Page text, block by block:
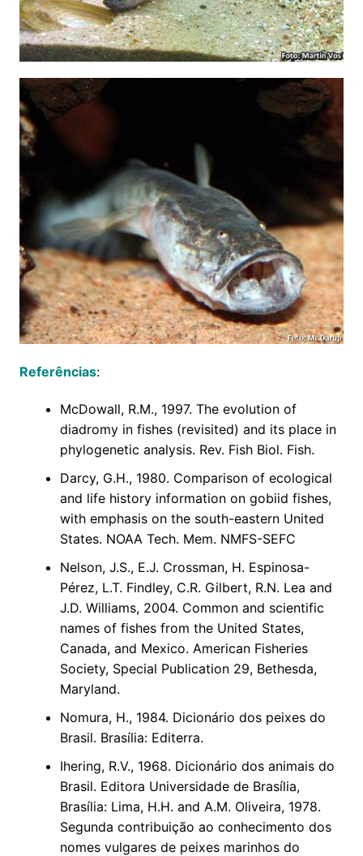
Referências:
McDowall, R.M., 1997. The evolution of
diadromy in fishes (revisited) and its place in
phylogenetic analysis. Rev. Fish Biol. Fish.
Darcy, G.H., 1980. Comparison of ecological
and life history information on gobiid fishes,
with emphasis on the south-eastern United
States. NOAA Tech. Mem. NMFS-SEFC
Nelson, J.S., E.J. Crossman, H. Espinosa-
Pérez, L.T. Findley, C.R. Gilbert, R.N. Lea and
J.D. Williams, 2004. Common and scientific
names of fishes from the United States,
Canada, and Mexico. American Fisheries
Society, Special Publication 29, Bethesda,
Maryland.
Nomura, H., 1984. Dicionário dos peixes do
Brasil. Brasília: Editerra.
Ihering, R.V., 1968. Dicionário dos animais do
Brasil. Editora Universidade de Brasília,
Brasília: Lima, H.H. and A.M. Oliveira, 1978.
Segunda contribuição ao conhecimento dos
nomes vulgares de peixes marinhos do